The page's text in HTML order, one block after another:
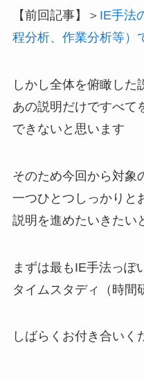
【前回記事】＞ IE手法
程分析、作業分析等）
しかし全体を俯瞰した
あの説明だけですべて
できないと思います
そのため今回から対象
一つひとつしっかりと
説明を進めたいきたい
まずは最もIE手法っぽ
タイムスタディ（時間
しばらくお付き合いく